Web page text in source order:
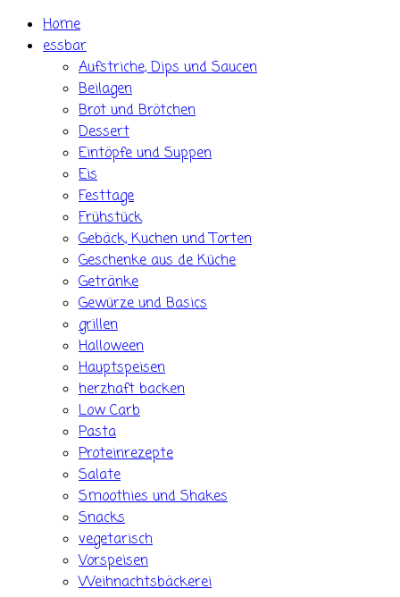
Skip Home
essbar
Aufstriche, Dips und Saucen
Beilagen
Brot und Brötchen
Dessert
Eintöpfe und Suppen
Eis
Festtage
Frühstück
Gebäck, Kuchen und Torten
Geschenke aus de Küche
Getränke
Gewürze und Basics
grillen
Halloween
Hauptspeisen
herzhaft backen
Low Carb
Pasta
Proteinrezepte
Salate
Smoothies und Shakes
Snacks
vegetarisch
Vorspeisen
Weihnachtsbäckerei